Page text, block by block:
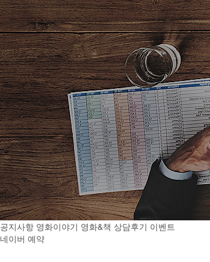
공지사항 영화이야기 영화&책 상담후기 이벤트
네이버 예약